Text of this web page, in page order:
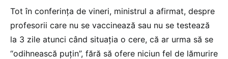
Tot în conferința de vineri, ministrul a afirmat, despre
profesorii care nu se vaccinează sau nu se testează
la 3 zile atunci când situația o cere, că ar urma să se
“odihnească puțin”, fără să ofere niciun fel de lămurire